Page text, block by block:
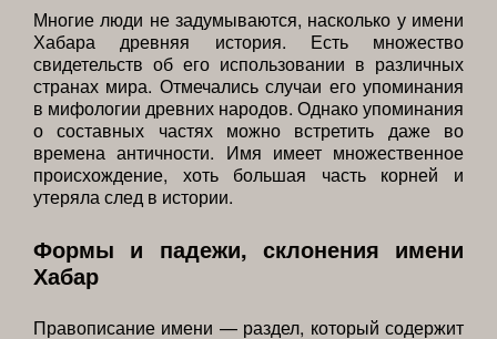
Многие люди не задумываются, насколько у имени
Хабара древняя история. Есть множество
свидетельств об его использовании в различных
странах мира. Отмечались случаи его упоминания
в мифологии древних народов. Однако упоминания
о составных частях можно встретить даже во
времена античности. Имя имеет множественное
происхождение, хоть большая часть корней и
утеряла след в истории.
Формы и падежи, склонения имени
Хабар
Правописание имени — раздел, который содержит